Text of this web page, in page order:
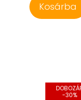
Kosárba
-30%